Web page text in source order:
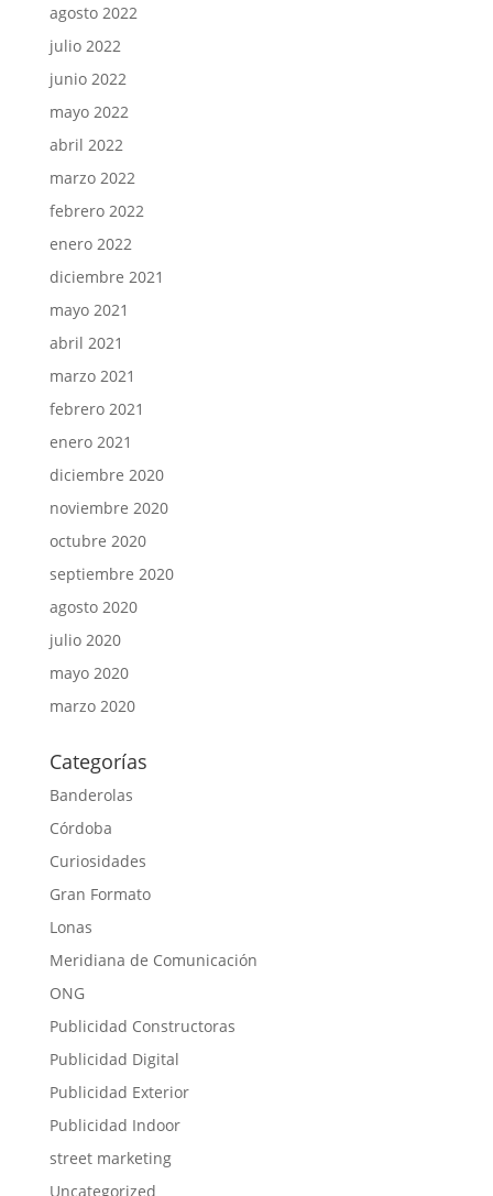
agosto 2022
julio 2022
junio 2022
mayo 2022
abril 2022
marzo 2022
febrero 2022
enero 2022
diciembre 2021
mayo 2021
abril 2021
marzo 2021
febrero 2021
enero 2021
diciembre 2020
noviembre 2020
octubre 2020
septiembre 2020
agosto 2020
julio 2020
mayo 2020
marzo 2020
Categorías
Banderolas
Córdoba
Curiosidades
Gran Formato
Lonas
Meridiana de Comunicación
ONG
Publicidad Constructoras
Publicidad Digital
Publicidad Exterior
Publicidad Indoor
street marketing
Uncategorized